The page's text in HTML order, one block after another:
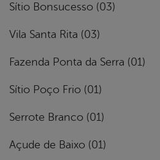
Sítio Bonsucesso (03)
Vila Santa Rita (03)
Fazenda Ponta da Serra (01)
Sítio Poço Frio (01)
Serrote Branco (01)
Açude de Baixo (01)